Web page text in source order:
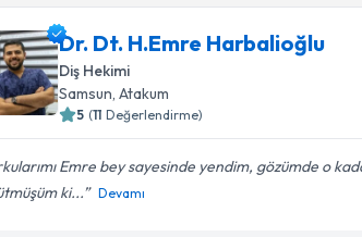
Dr. Dt. H.Emre Harbalioğlu
Diş Hekimi
Samsun , Atakum
5 (11 Değerlendirme)
Emre bey sayesinde yendim, gözümde o
ki...
Devamı